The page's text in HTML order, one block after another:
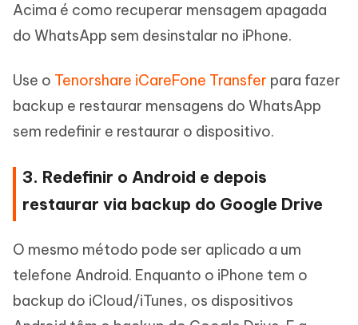
Acima é como recuperar mensagem apagada
do WhatsApp sem desinstalar no iPhone.
Use o Tenorshare iCareFone Transfer para fazer
backup e restaurar mensagens do WhatsApp
sem redefinir e restaurar o dispositivo.
3. Redefinir o Android e depois
restaurar via backup do Google Drive
O mesmo método pode ser aplicado a um
telefone Android. Enquanto o iPhone tem o
backup do iCloud/iTunes, os dispositivos